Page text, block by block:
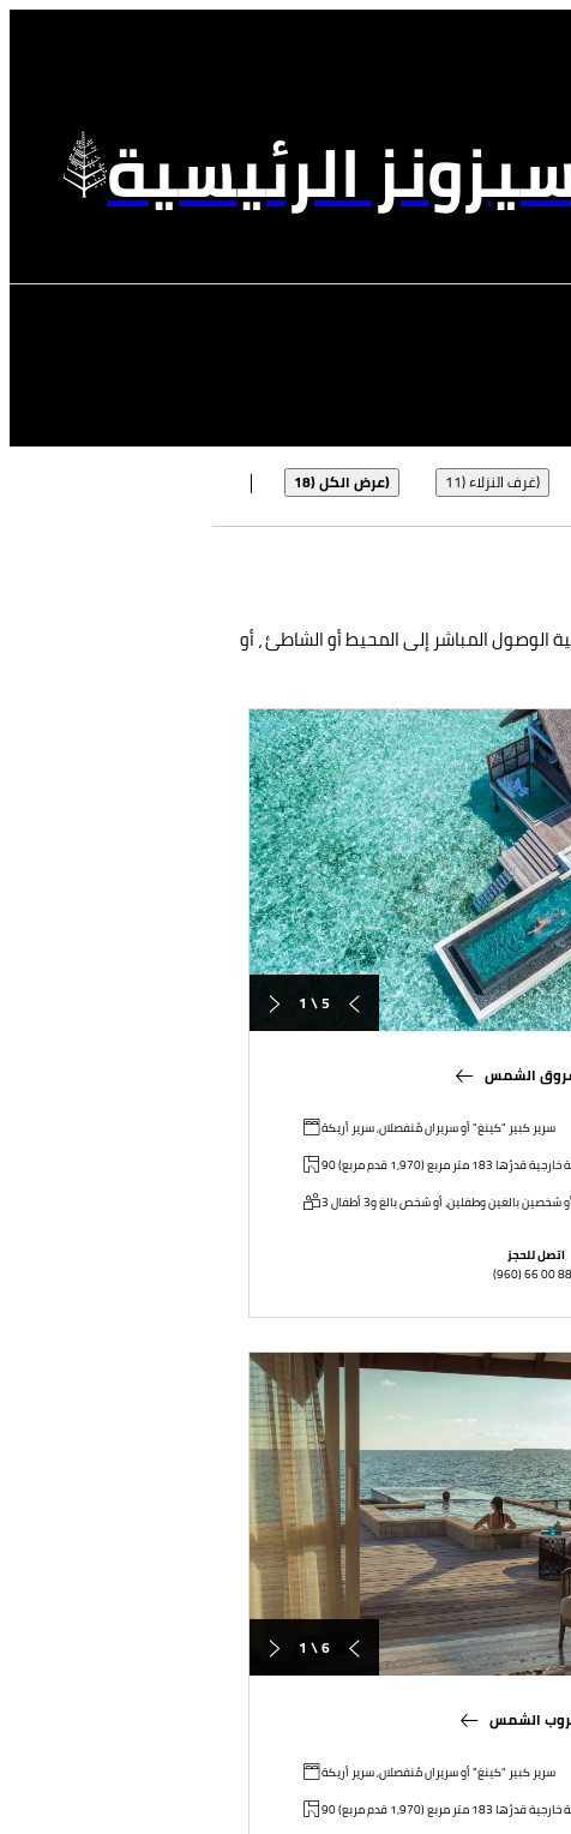
الرئيسية
عرض الكل (18) غرف النزلاء (11)
الوصول المباشر إلى المحيط أو الشاطئ ، أو
1 \ 5
شروق الشمس
سرير كبير "كينغ" أو سريران مُنفصلان, سرير أريكة
اتصل للحجز
(960) 66 00
1 \ 6
غروب الشمس
سرير كبير "كينغ" أو سريران مُنفصلان, سرير أريكة